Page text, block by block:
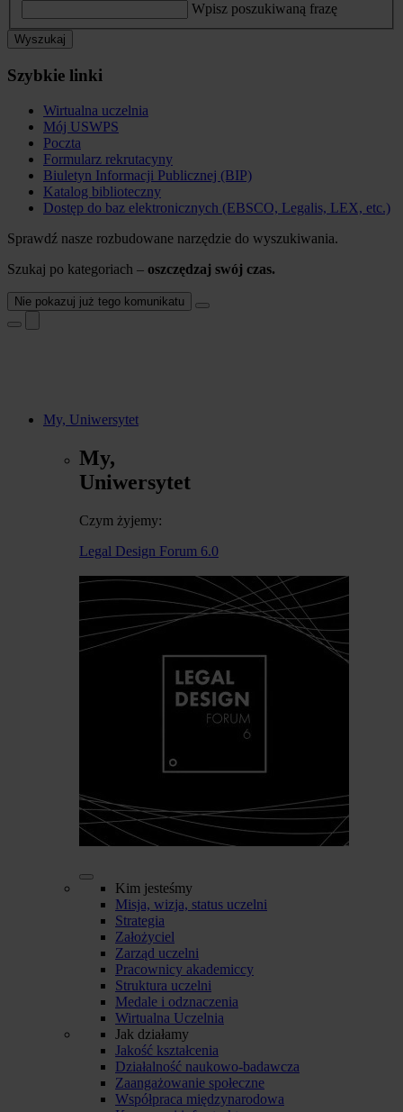
Wpisz poszukiwaną frazę
Wyszukaj
Szybkie linki
Wirtualna uczelnia
Mój USWPS
Poczta
Formularz rekrutacyny
Biuletyn Informacji Publicznej (BIP)
Katalog biblioteczny
Dostęp do baz elektronicznych (EBSCO, Legalis, LEX, etc.)
Sprawdź nasze rozbudowane narzędzie do wyszukiwania.
Szukaj po kategoriach – oszczędzaj swój czas.
Nie pokazuj już tego komunikatu
My, Uniwersytet
My,
Uniwersytet
Czym żyjemy:
Legal Design Forum 6.0
Kim jesteśmy
Misja, wizja, status uczelni
Strategia
Założyciel
Zarząd uczelni
Pracownicy akademiccy
Struktura uczelni
Medale i odznaczenia
Wirtualna Uczelnia
Jak działamy
Jakość kształcenia
Działalność naukowo-badawcza
Zaangażowanie społeczne
Współpraca międzynarodowa